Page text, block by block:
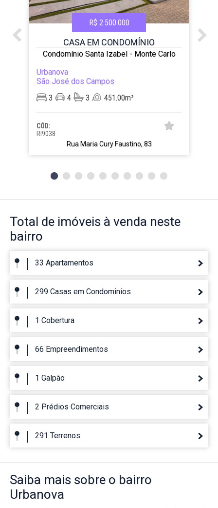
R$ 2.500.000
CASA EM CONDOMÍNIO
Condomínio Santa Izabel - Monte Carlo
Urbanova
São José dos Campos
3
4 3 451.00m²
CÓD:
RI9038
Rua Maria Cury Faustino, 83
Total de imóveis à venda neste
bairro
33 Apartamentos
299 Casas em Condominios
1 Cobertura
66 Empreendimentos
1 Galpão
2 Prédios Comerciais
291 Terrenos
Saiba mais sobre o bairro
Urbanova